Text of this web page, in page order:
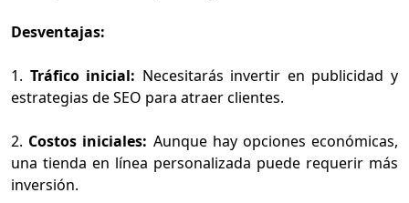
Desventajas:
1. Tráfico inicial: Necesitarás invertir en publicidad y
estrategias de SEO para atraer clientes.
2. Costos iniciales: Aunque hay opciones económicas,
una tienda en línea personalizada puede requerir más
inversión.